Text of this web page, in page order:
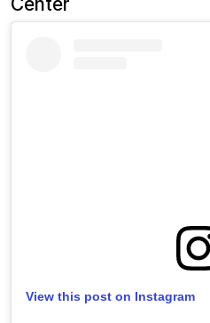
View this post on Instagram